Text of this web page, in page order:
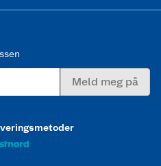
Meld meg på